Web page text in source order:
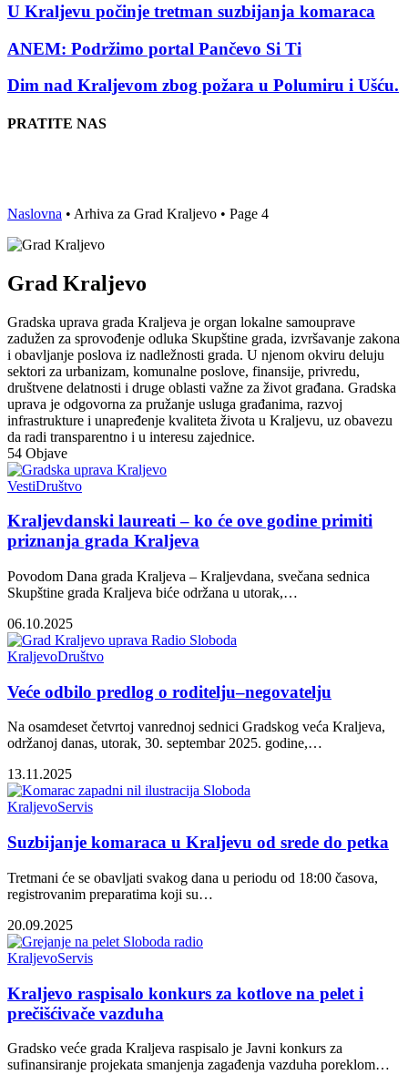
U Kraljevu počinje tretman suzbijanja komaraca
ANEM: Podržimo portal Pančevo Si Ti
Dim nad Kraljevom zbog požara u Polumiru i Ušću.
PRATITE NAS
Naslovna • Arhiva za Grad Kraljevo • Page 4
Grad Kraljevo
Gradska uprava grada Kraljeva je organ lokalne samouprave
zadužen za sprovođenje odluka Skupštine grada, izvršavanje zakona
i obavljanje poslova iz nadležnosti grada. U njenom okviru deluju
sektori za urbanizam, komunalne poslove, finansije, privredu,
društvene delatnosti i druge oblasti važne za život građana. Gradska
uprava je odgovorna za pružanje usluga građanima, razvoj
infrastrukture i unapređenje kvaliteta života u Kraljevu, uz obavezu
da radi transparentno i u interesu zajednice.
54 Objave
VestiDruštvo
Kraljevdanski laureati – ko će ove godine primiti
priznanja grada Kraljeva
Povodom Dana grada Kraljeva – Kraljevdana, svečana sednica
Skupštine grada Kraljeva biće održana u utorak,…
06.10.2025
KraljevoDruštvo
Veće odbilo predlog o roditelju–negovatelju
Na osamdeset četvrtoj vanrednoj sednici Gradskog veća Kraljeva,
održanoj danas, utorak, 30. septembar 2025. godine,…
13.11.2025
KraljevoServis
Suzbijanje komaraca u Kraljevu od srede do petka
Tretmani će se obavljati svakog dana u periodu od 18:00 časova,
registrovanim preparatima koji su…
20.09.2025
KraljevoServis
Kraljevo raspisalo konkurs za kotlove na pelet i
prečišćivače vazduha
Gradsko veće grada Kraljeva raspisalo je Javni konkurs za
sufinansiranje projekata smanjenja zagađenja vazduha poreklom…